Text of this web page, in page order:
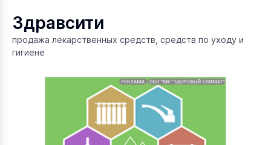
Здравсити
продажа лекарственных средств, средств по уходу и
гигиене